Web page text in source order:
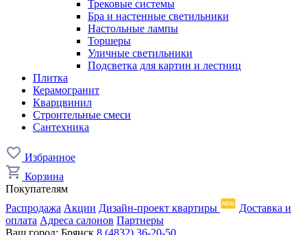
Трековые системы
Бра и настенные светильники
Настольные лампы
Торшеры
Уличные светильники
Подсветка для картин и лестниц
Плитка
Керамогранит
Кварцвинил
Строительные смеси
Сантехника
Избранное
Корзина
Покупателям
Распродажа Акции Дизайн-проект квартиры
Доставка и
оплата Адреса салонов Партнеры
Ваш город: Брянск 8 (4832) 36-20-50